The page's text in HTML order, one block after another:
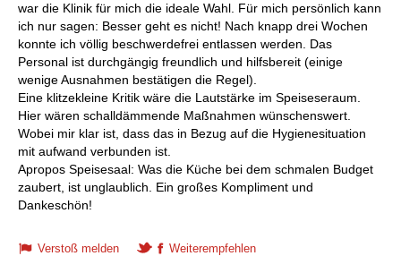
war die Klinik für mich die ideale Wahl. Für mich persönlich kann
ich nur sagen: Besser geht es nicht! Nach knapp drei Wochen
konnte ich völlig beschwerdefrei entlassen werden. Das
Personal ist durchgängig freundlich und hilfsbereit (einige
wenige Ausnahmen bestätigen die Regel).
Eine klitzekleine Kritik wäre die Lautstärke im Speiseseraum.
Hier wären schalldämmende Maßnahmen wünschenswert.
Wobei mir klar ist, dass das in Bezug auf die Hygienesituation
mit aufwand verbunden ist.
Apropos Speisesaal: Was die Küche bei dem schmalen Budget
zaubert, ist unglaublich. Ein großes Kompliment und
Dankeschön!
Verstoß melden
Weiterempfehlen